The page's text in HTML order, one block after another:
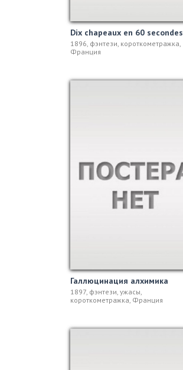
Dix chapeaux en 60 secondes
1896, фэнтези, короткометражка,
Франция
Галлюцинация алхимика
1897, фэнтези, ужасы,
короткометражка, Франция